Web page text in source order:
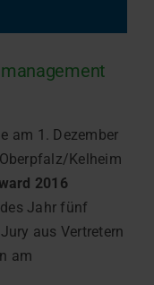
am 1. Dezember
Kelheim
2016
Jahr fünf
aus Vertretern
am